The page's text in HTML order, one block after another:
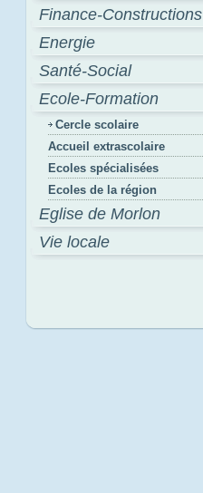
Finance-Constructions
Energie
Santé-Social
Ecole-Formation
Cercle scolaire
Accueil extrascolaire
Ecoles spécialisées
Ecoles de la région
Eglise de Morlon
Vie locale